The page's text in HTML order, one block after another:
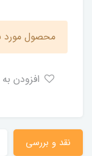
محصول مورد
نقد و بررسی